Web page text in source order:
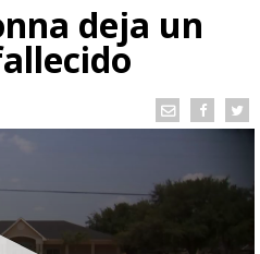
deja un